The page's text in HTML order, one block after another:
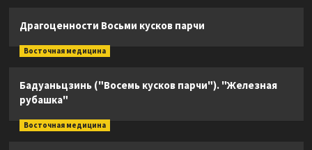
Драгоценности Восьми кусков парчи
Восточная медицина
Бадуаньцзинь ("Восемь кусков парчи"). "Железная
рубашка"
Восточная медицина